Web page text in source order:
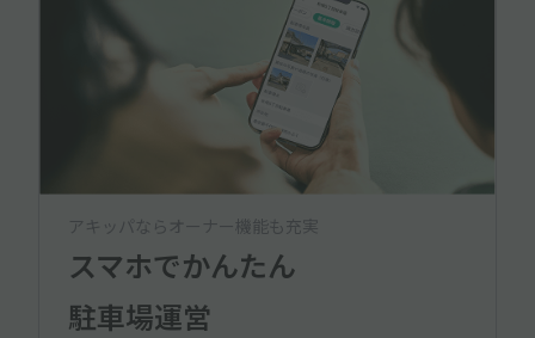
アキッパならオーナー機能も充実
スマホでかんたん
駐車場運営